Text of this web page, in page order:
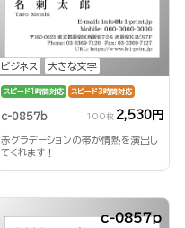
ビジネス 大きな文字
スピード1時間対応 スピード3時間対応
c-0857b 100枚 2,530円
赤グラデーションの帯が情熱を演出し
てくれます！
c-0857p